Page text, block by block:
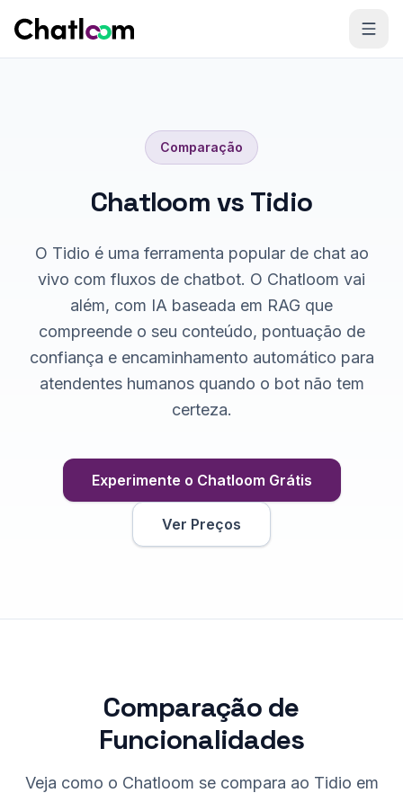
Comparação
Chatloom vs Tidio
O Tidio é uma ferramenta popular de chat ao
vivo com fluxos de chatbot. O Chatloom vai
além, com IA baseada em RAG que
compreende o seu conteúdo, pontuação de
confiança e encaminhamento automático para
atendentes humanos quando o bot não tem
certeza.
Experimente o Chatloom Grátis
Ver Preços
Comparação de
Funcionalidades
Veja como o Chatloom se compara ao Tidio em